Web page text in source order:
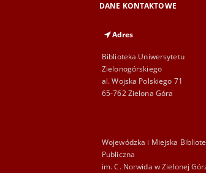
DANE KONTAKTOWE
Adres
Biblioteka Uniwersytetu
Zielonogórskiego
al. Wojska Polskiego 71
65-762 Zielona Góra
Wojewódzka i Miejska
Publiczna
im. C. Norwida w Zielonej